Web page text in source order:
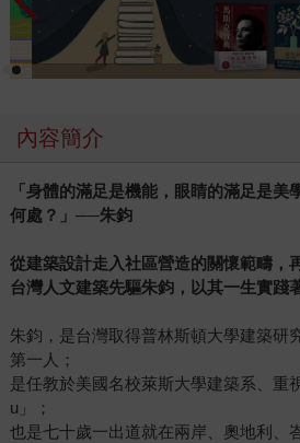
內容簡介
「身體的滿足是機能，眼睛的滿足是美
何處？」──朱鈞
從建築設計走入社區營造的關懷範疇，
台灣人文建築先驅朱鈞，以其一生實踐
朱鈞，是台灣取得普林斯頓大學建築研
第一人；
是任教於美國名校萊斯大學建築系、重
u」；
也是七十歲一出道就在兩岸、奧地利、